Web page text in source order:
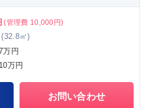
(管理費 10,000円)
㎡)
万円
10万円
お問い合わせ